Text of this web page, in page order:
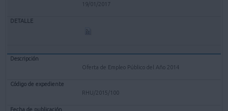
19/01/2017
Oferta de Empleo Público del Año 2014
RHU/2015/100